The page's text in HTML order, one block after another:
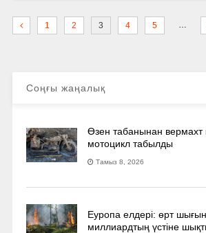
1 2 3 4 5
Соңғы жаңалық
Өзен табанынан вермахт
мотоцикл табылды
Тамыз 8, 2026
Еуропа елдері: өрт
миллиардтың үстіне